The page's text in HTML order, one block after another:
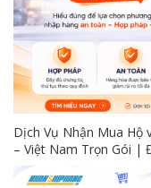
Dịch Vụ Nhận Mua Hộ
– Việt Nam Trọn Gói |